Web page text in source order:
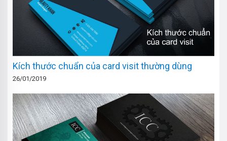
Kích thước chuẩn của card visit thường dùng
26/01/2019